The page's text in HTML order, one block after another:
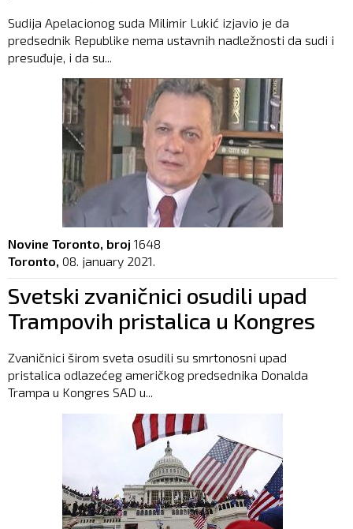
Sudija Apelacionog suda Milimir Lukić izjavio je da
predsednik Republike nema ustavnih nadležnosti da sudi i
presuđuje, i da su...
Novine Toronto, broj 1648
Toronto, 08. january 2021.
Svetski zvaničnici osudili upad
Trampovih pristalica u Kongres
Zvaničnici širom sveta osudili su smrtonosni upad
pristalica odlazećeg američkog predsednika Donalda
Trampa u Kongres SAD u...